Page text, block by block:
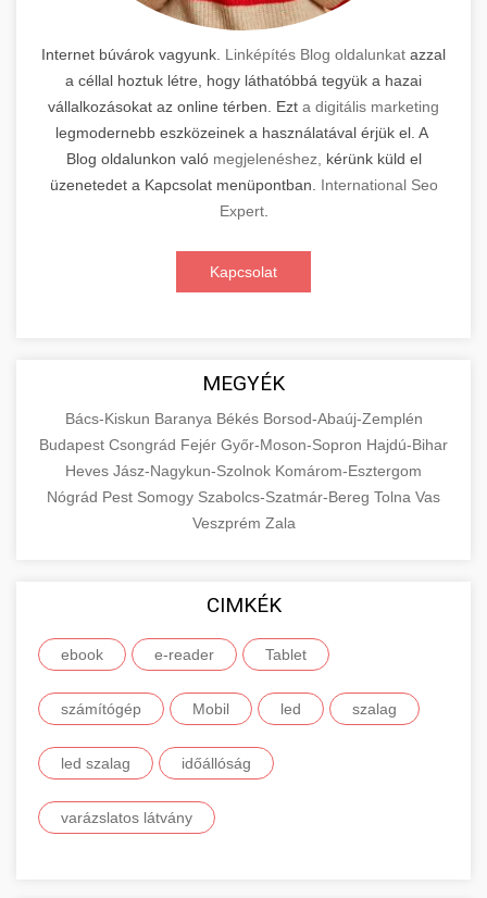
Internet búvárok vagyunk. Linképítés Blog oldalunkat azzal
a céllal hoztuk létre, hogy láthatóbbá tegyük a hazai
vállalkozásokat az online térben. Ezt a digitális marketing
legmodernebb eszközeinek a használatával érjük el. A
Blog oldalunkon való megjelenéshez,
kérünk küld el
üzenetedet a Kapcsolat menüpontban. International Seo
Expert.
Kapcsolat
MEGYÉK
Bács-Kiskun Baranya Békés Borsod-Abaúj-Zemplén
Budapest Csongrád Fejér Győr-Moson-Sopron Hajdú-Bihar
Heves Jász-Nagykun-Szolnok Komárom-Esztergom
Nógrád Pest Somogy Szabolcs-Szatmár-Bereg Tolna Vas
Veszprém Zala
CIMKÉK
ebook e-reader Tablet
számítógép Mobil led szalag
led szalag időállóság
varázslatos látvány